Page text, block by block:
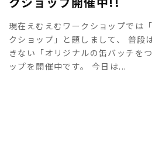
現在えむえむワークショップでは
クショップ」と題しまして、 普段
きない「オリジナルの缶バッチを
ップを開催中です。 今日は...